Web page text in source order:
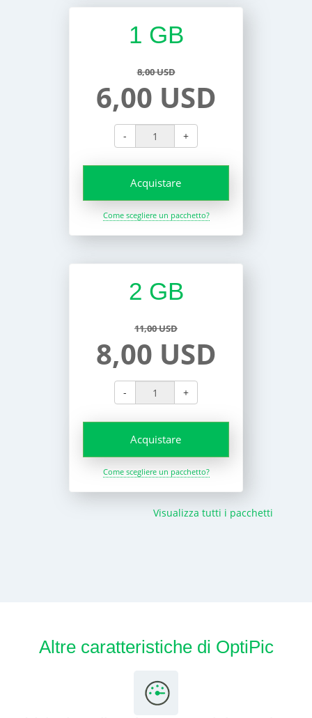
1 GB
8,00 USD
6,00 USD
- +
Acquistare
Come scegliere un pacchetto?
2 GB
11,00 USD
8,00 USD
- +
Acquistare
Come scegliere un pacchetto?
Visualizza tutti i pacchetti
Altre caratteristiche di OptiPic